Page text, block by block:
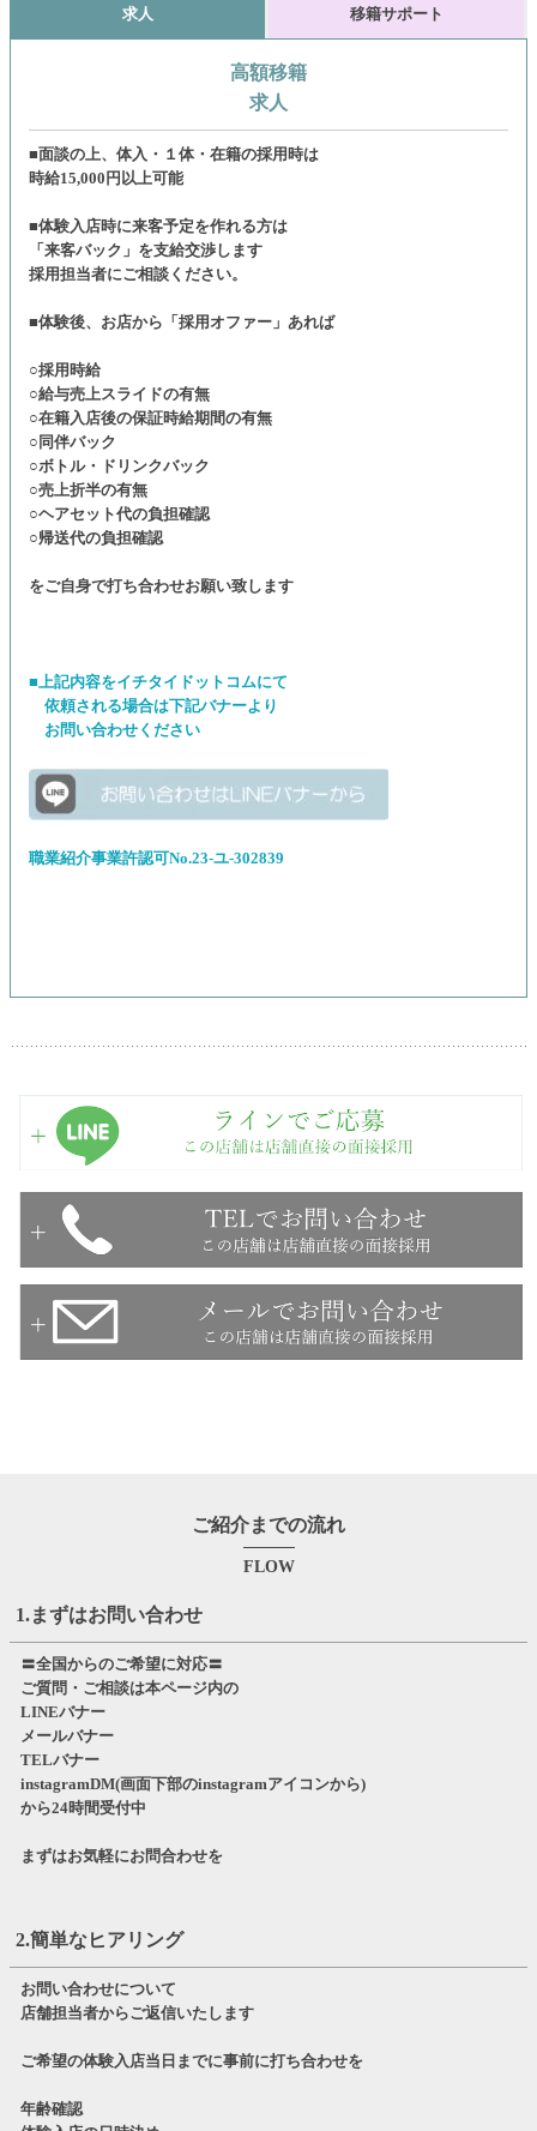
求人
移籍サポート
高額移籍
求人
■面談の上、体入・１体・在籍の採用時は
時給15,000円以上可能
■体験入店時に来客予定を作れる方は
「来客バック」を支給交渉します
採用担当者にご相談ください。
■体験後、お店から「採用オファー」あれば
○採用時給
○給与売上スライドの有無
○在籍入店後の保証時給期間の有無
○同伴バック
○ボトル・ドリンクバック
○売上折半の有無
○ヘアセット代の負担確認
○帰送代の負担確認
をご自身で打ち合わせお願い致します
■上記内容をイチタイドットコムにて
依頼される場合は下記バナーより
お問い合わせください
職業紹介事業許認可No.23-ユ-302839
ご紹介までの流れ
FLOW
1.まずはお問い合わせ
〓全国からのご希望に対応〓
ご質問・ご相談は本ページ内の
LINEバナー
メールバナー
TELバナー
instagramDM(画面下部のinstagramアイコンから)
から24時間受付中
まずはお気軽にお問合わせを
2.簡単なヒアリング
お問い合わせについて
店舗担当者からご返信いたします
ご希望の体験入店当日までに事前に打ち合わせを
年齢確認